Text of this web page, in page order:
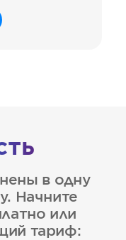
в одну
Начните
или
тариф: